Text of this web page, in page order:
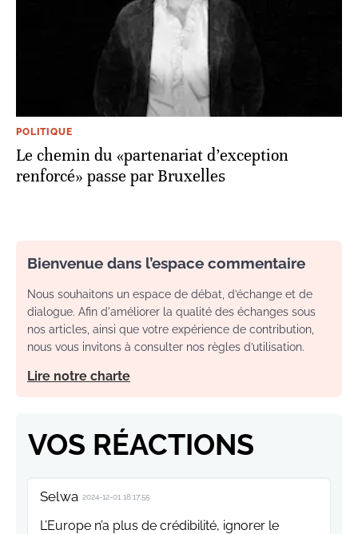
POLITIQUE
Le chemin du «partenariat d’exception
renforcé» passe par Bruxelles
Bienvenue dans l’espace commentaire
Nous souhaitons un espace de débat, d’échange et de
dialogue. Afin d'améliorer la qualité des échanges sous
nos articles, ainsi que votre expérience de contribution,
nous vous invitons à consulter nos règles d’utilisation.
Lire notre charte
VOS RÉACTIONS
Selwa 2024-12-01 18:17:55
L’Europe n’a plus de crédibilité, ignorer le